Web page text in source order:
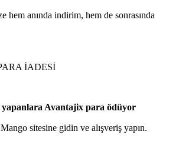
hem anında indirim, hem de sonrasında
İADESİ
yapanlara Avantajix para ödüyor
sitesine gidin ve alışveriş yapın.